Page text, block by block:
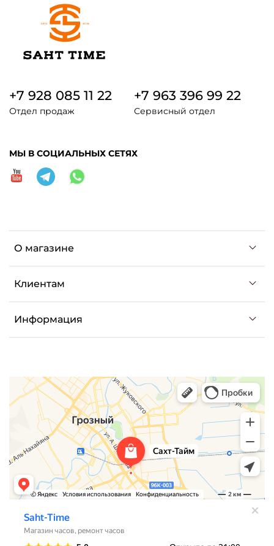
О магазине
Клиентам
Информация
+7 928 085 11 22
Отдел продаж
+7 963 396 99 22
Сервисный отдел
МЫ В СОЦИАЛЬНЫХ СЕТЯХ